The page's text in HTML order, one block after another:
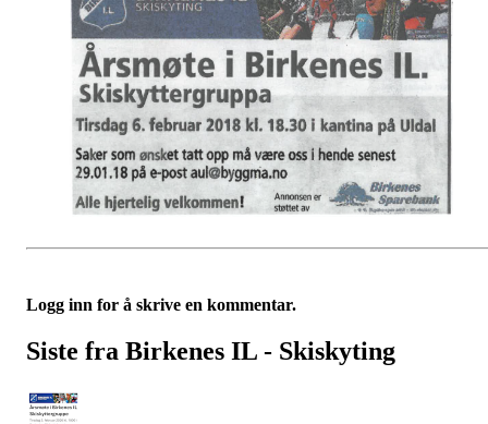
Logg inn for å skrive en kommentar.
Siste fra Birkenes IL - Skiskyting